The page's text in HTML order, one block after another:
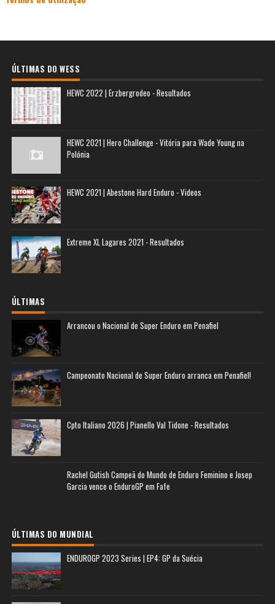
ÚLTIMAS DO WESS
HEWC 2022 | Erzbergrodeo - Resultados
HEWC 2021 | Hero Challenge - Vitória para Wade Young na
Polónia
HEWC 2021 | Abestone Hard Enduro - Videos
Extreme XL Lagares 2021 - Resultados
ÚLTIMAS
Arrancou o Nacional de Super Enduro em Penafiel
Campeonato Nacional de Super Enduro arranca em Penafiel!
Cpto Italiano 2026 | Pianello Val Tidone - Resultados
Rachel Gutish Campeã do Mundo de Enduro Feminino e Josep
Garcia vence o EnduroGP em Fafe
ÚLTIMAS DO MUNDIAL
ENDUROGP 2023 Series | EP4: GP da Suécia